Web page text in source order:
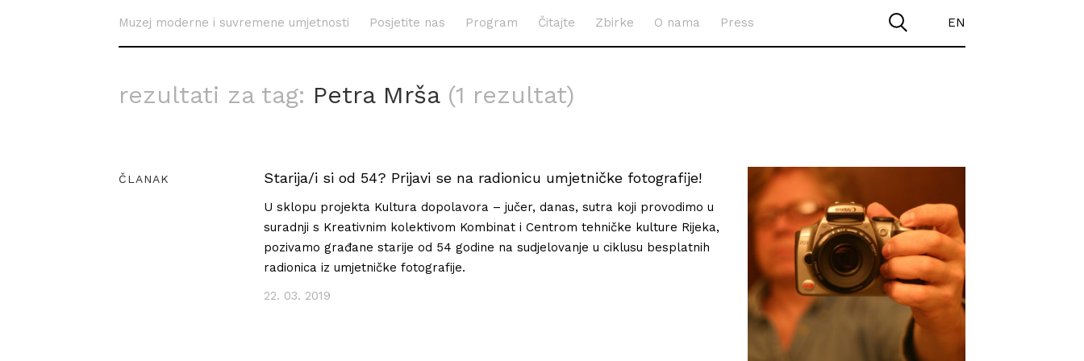
Muzej moderne i suvremene umjetnosti Posjetite nas Program Čitajte Zbirke O nama Press EN
rezultati za tag: Petra Mrša (1 rezultat)
ČLANAK Starija/i si od 54? Prijavi se na radionicu umjetničke fotografije!
U sklopu projekta Kultura dopolavora – jučer, danas, sutra koji provodimo u
suradnji s Kreativnim kolektivom Kombinat i Centrom tehničke kulture Rijeka,
pozivamo građane starije od 54 godine na sudjelovanje u ciklusu besplatnih
radionica iz umjetničke fotografije.
22. 03. 2019